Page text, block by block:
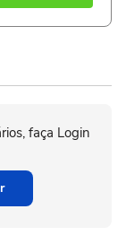
faça Login